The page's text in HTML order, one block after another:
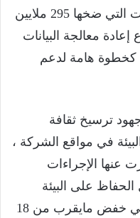
ومتكثفات ، فيما بلغت الاستثمارات التي ضخها 295 ملايين
معالجة البيانات
2000 كم مربع كخطوة هامة لدعم
ترسيخ ثقافة
في مواقع الشركة ،
عنها الإجراءات
على البيئة
وخفض الانبعاثات التي ساهمت في خفض مايقرب من 18